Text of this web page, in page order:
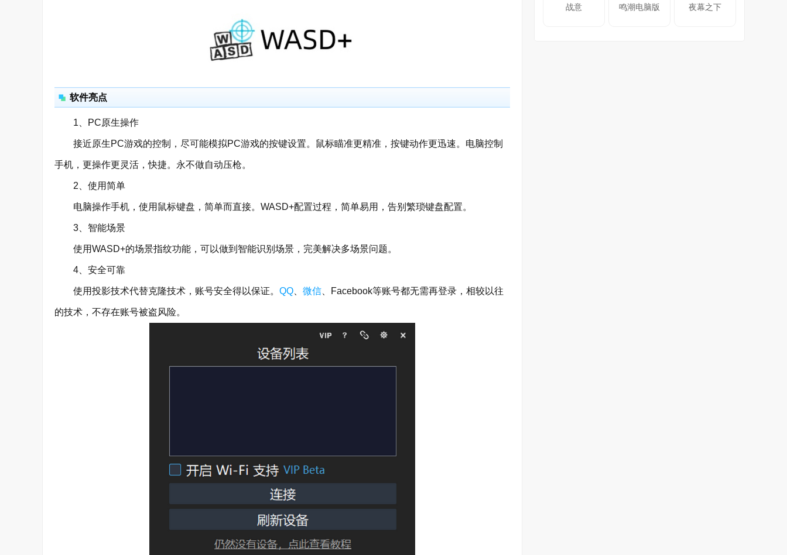
软件亮点
1、PC原生操作
接近原生PC游戏的控制，尽可能模拟PC游戏的按键设置。鼠标瞄准更精准，按键动作更迅速。电脑控制
手机，更操作更灵活，快捷。永不做自动压枪。
2、使用简单
电脑操作手机，使用鼠标键盘，简单而直接。WASD+配置过程，简单易用，告别繁琐键盘配置。
3、智能场景
使用WASD+的场景指纹功能，可以做到智能识别场景，完美解决多场景问题。
4、安全可靠
使用投影技术代替克隆技术，账号安全得以保证。 QQ 微信 、Facebook等账号都无需再登录，相较以往
的技术，不存在账号被盗风险。
战意 鸣潮电脑版 夜幕之下